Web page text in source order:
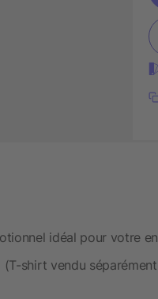
idéal pour votre
shirt vendu